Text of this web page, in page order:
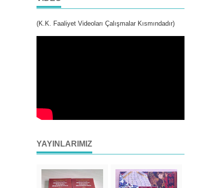
(K.K. Faaliyet Videoları Çalışmalar Kısmındadır)
YAYINLARIMIZ